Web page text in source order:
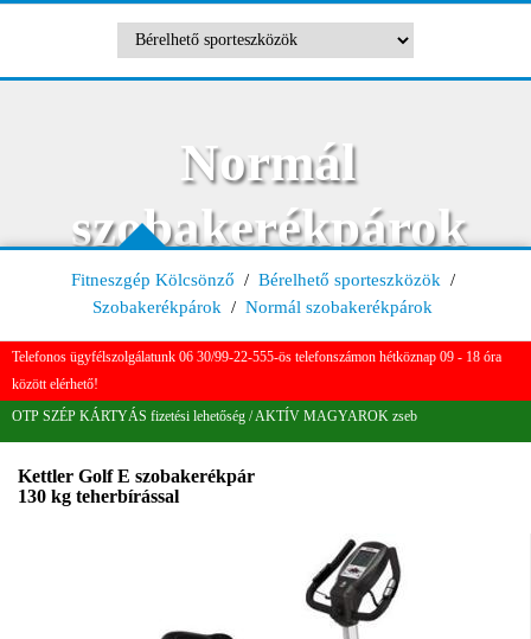
Normál
szobakerékpárok
Fitneszgép Kölcsönző / Bérelhető sporteszközök /
Szobakerékpárok / Normál szobakerékpárok
Telefonos ügyfélszolgálatunk 06 30/99-22-555-ös telefonszámon hétköznap 09 - 18 óra
között elérhető!
OTP SZÉP KÁRTYÁS fizetési lehetőség / AKTÍV MAGYAROK zseb
Kettler Golf E szobakerékpár
130 kg teherbírással